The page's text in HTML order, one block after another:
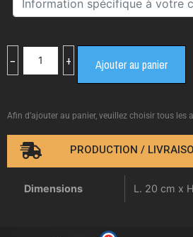
− + Ajouter au panier
Afin d’ajouter au panier, veuillez choisir tous les
PRODUCTION /
Dimensions L. 20 cm x